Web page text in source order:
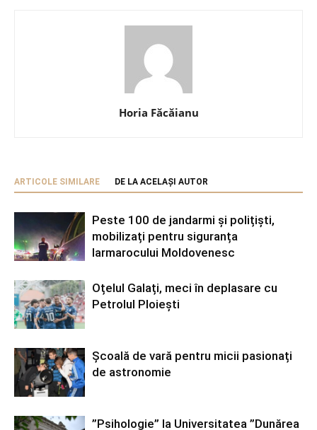
Horia Făcăianu
ARTICOLE SIMILARE DE LA ACELAȘI AUTOR
Peste 100 de jandarmi și polițiști,
mobilizați pentru siguranța
Iarmarocului Moldovenesc
Oțelul Galați, meci în deplasare cu
Petrolul Ploiești
Școală de vară pentru micii pasionați
de astronomie
”Psihologie” la Universitatea ”Dunărea